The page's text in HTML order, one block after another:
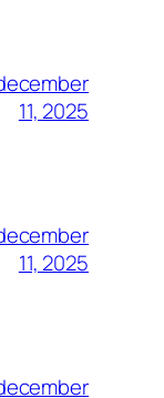
11, 2025
11, 2025